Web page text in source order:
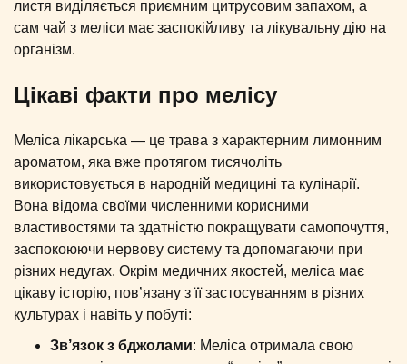
листя виділяється приємним цитрусовим запахом, а
сам чай з меліси має заспокійливу та лікувальну дію на
організм.
Цікаві факти про мелісу
Меліса лікарська — це трава з характерним лимонним
ароматом, яка вже протягом тисячоліть
використовується в народній медицині та кулінарії.
Вона відома своїми численними корисними
властивостями та здатністю покращувати самопочуття,
заспокоюючи нервову систему та допомагаючи при
різних недугах. Окрім медичних якостей, меліса має
цікаву історію, пов’язану з її застосуванням в різних
культурах і навіть у побуті:
Зв’язок з бджолами: Меліса отримала свою